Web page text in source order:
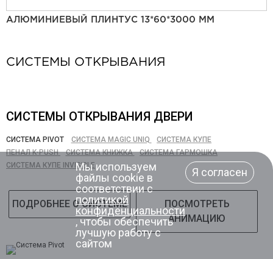
АЛЮМИНИЕВЫЙ ПЛИНТУС 13*60*3000 ММ
СИСТЕМЫ ОТКРЫВАНИЯ
СИСТЕМЫ ОТКРЫВАНИЯ ДВЕРИ
СИСТЕМА PIVOT СИСТЕМА MAGIC UNIQ
СИСТЕМА КУПЕ
ПЕНАЛ K-PUSH
СИСТЕМА КНИЖКА
СИСТЕМА ГАРМОШКА
СИСТЕМА КУПЕ INVISIBLE
ПОДРОБНЕЕ О СИСТЕМЕ
ПОСМОТРЕТЬ
АНИМАЦИЮ
Мы используем
файлы cookie в
соответствии с
политикой
конфиденциальности
, чтобы обеспечить
лучшую работу с
сайтом
Я согласен